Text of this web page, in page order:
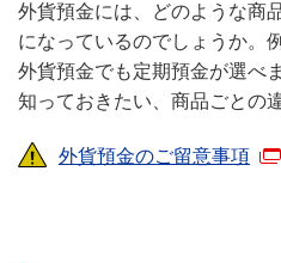
外貨預金には、どのような商
になっているのでしょうか。
外貨預金でも定期預金が選べ
知っておきたい、商品ごとの
外貨預金のご留意事項